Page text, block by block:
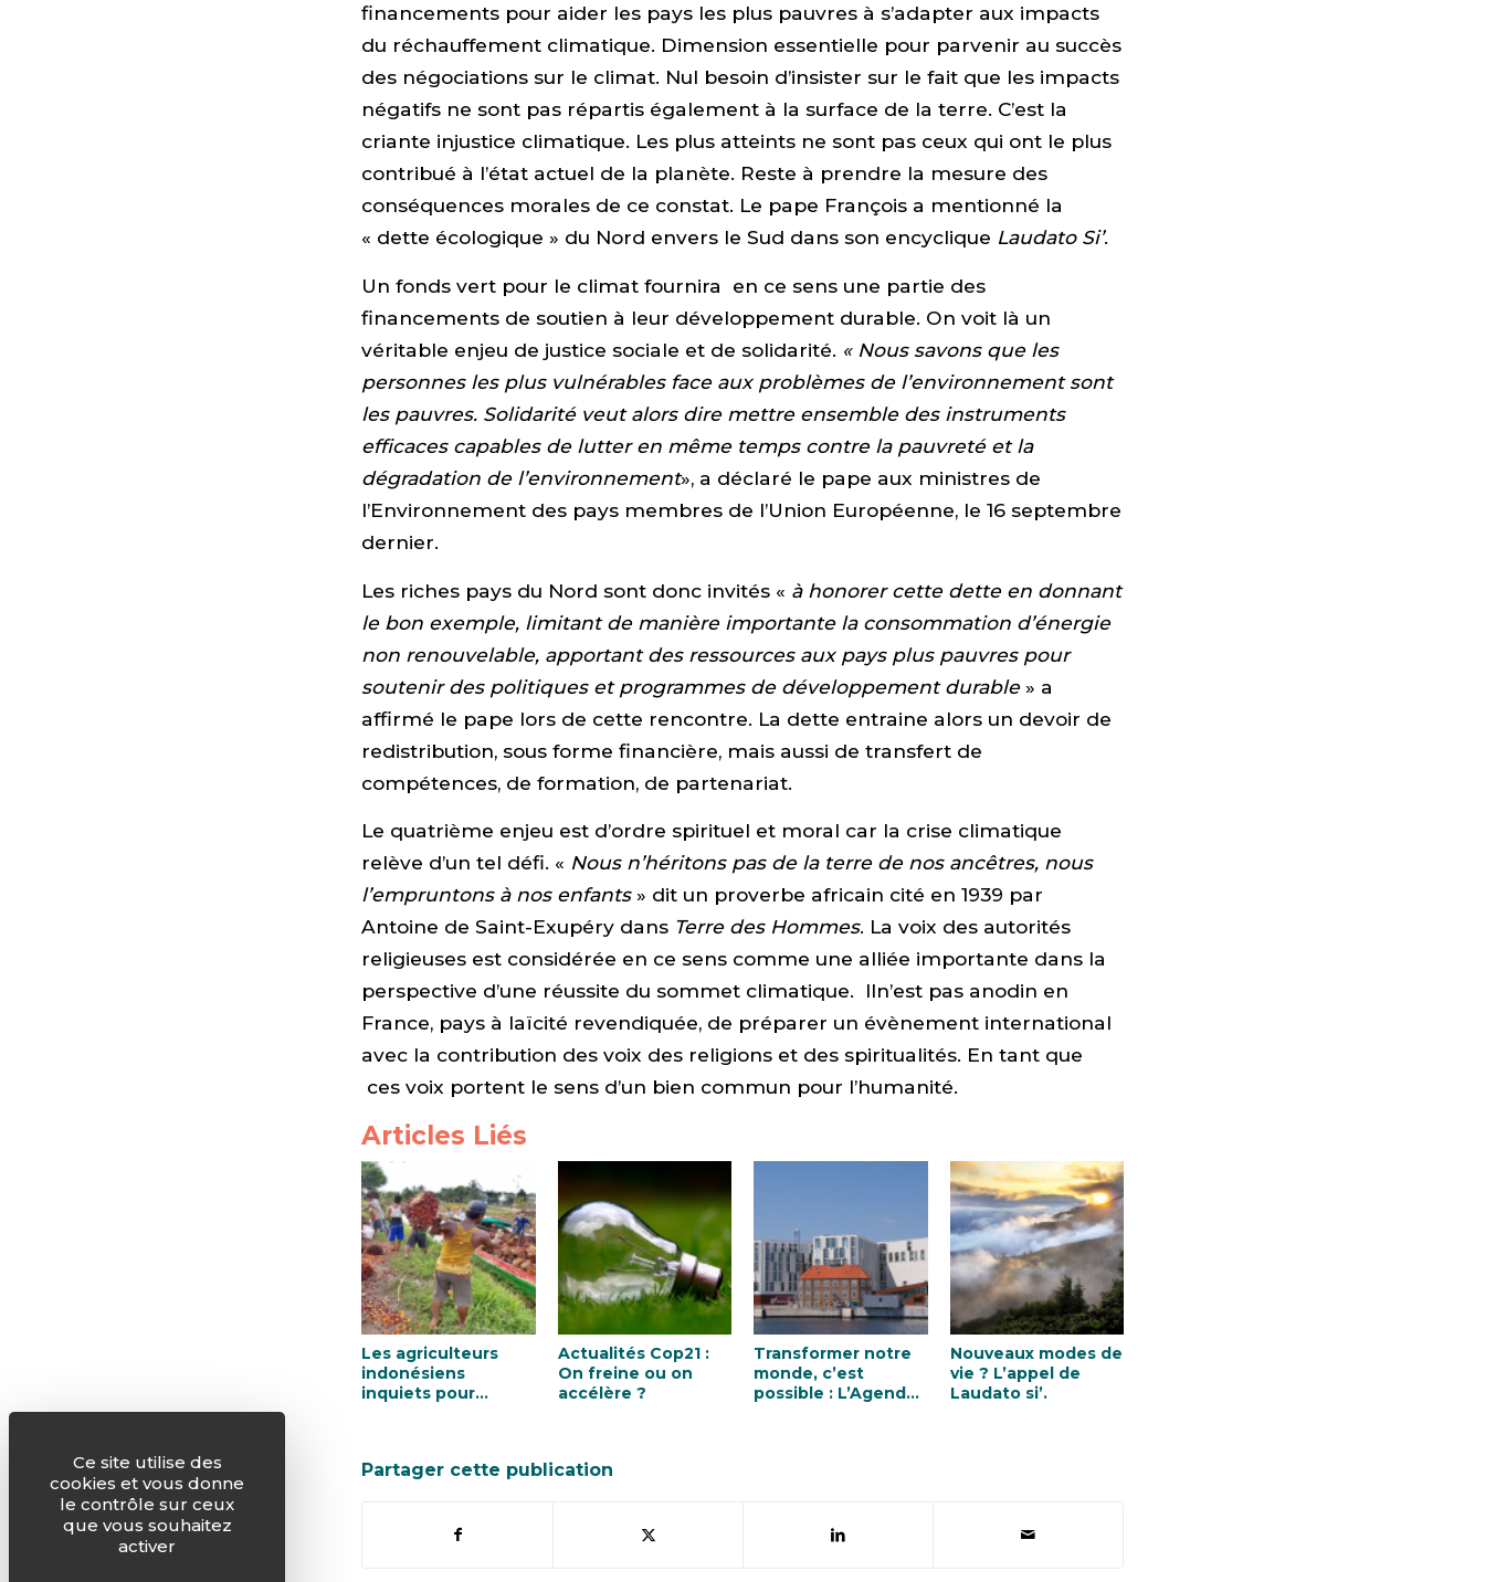
financements pour aider les pays les plus pauvres à s’adapter aux impacts
du réchauffement climatique. Dimension essentielle pour parvenir au succès
des négociations sur le climat. Nul besoin d’insister sur le fait que les impacts
négatifs ne sont pas répartis également à la surface de la terre. C’est la
criante injustice climatique. Les plus atteints ne sont pas ceux qui ont le plus
contribué à l’état actuel de la planète. Reste à prendre la mesure des
conséquences morales de ce constat. Le pape François a mentionné la
« dette écologique » du Nord envers le Sud dans son encyclique Laudato Si’.
Un fonds vert pour le climat fournira en ce sens une partie des
financements de soutien à leur développement durable. On voit là un
véritable enjeu de justice sociale et de solidarité. « Nous savons que les
personnes les plus vulnérables face aux problèmes de l’environnement sont
les pauvres. Solidarité veut alors dire mettre ensemble des instruments
efficaces capables de lutter en même temps contre la pauvreté et la
dégradation de l’environnement», a déclaré le pape aux ministres de
l’Environnement des pays membres de l’Union Européenne, le 16 septembre
dernier.
Les riches pays du Nord sont donc invités « à honorer cette dette en donnant
le bon exemple, limitant de manière importante la consommation d’énergie
non renouvelable, apportant des ressources aux pays plus pauvres pour
soutenir des politiques et programmes de développement durable» a
affirmé le pape lors de cette rencontre. La dette entraine alors un devoir de
redistribution, sous forme financière, mais aussi de transfert de
compétences, de formation, de partenariat.
Le quatrième enjeu est d’ordre spirituel et moral car la crise climatique
relève d’un tel défi. « Nous n’héritons pas de la terre de nos ancêtres, nous
l’empruntons à nos enfants» dit un proverbe africain cité en 1939 par
Antoine de Saint-Exupéry dans Terre des Hommes. La voix des autorités
religieuses est considérée en ce sens comme une alliée importante dans la
perspective d’une réussite du sommet climatique. Iln’est pas anodin en
France, pays à laïcité revendiquée, de préparer un évènement international
avec la contribution des voix des religions et des spiritualités. En tant que
ces voix portent le sens d’un bien commun pour l’humanité.
Articles Liés
Les agriculteurs
indonésiens
inquiets pour
Actualités Cop21 :
On freine ou on
accélère ?
Transformer notre
monde, c’est
possible : L’Agenda
Nouveaux modes de
vie ? L’appel de
Laudato si’.
Partager cette publication
Ce site utilise des
cookies et vous donne
le contrôle sur ceux
que vous souhaitez
activer